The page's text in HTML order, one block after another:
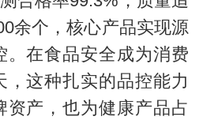
余个，核心产品实现源
。在食品安全成为消费
，这种扎实的品控能力
资产，也为健康产品占